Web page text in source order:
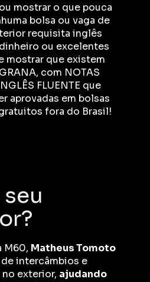
mostrar o que pouca
bolsa ou vaga de
requisita inglês
ou excelentes
mostrar que existem
com NOTAS
FLUENTE que
aprovadas em bolsas
fora do Brasil!
M60, Matheus Tomoto
intercâmbios e
exterior, ajudando